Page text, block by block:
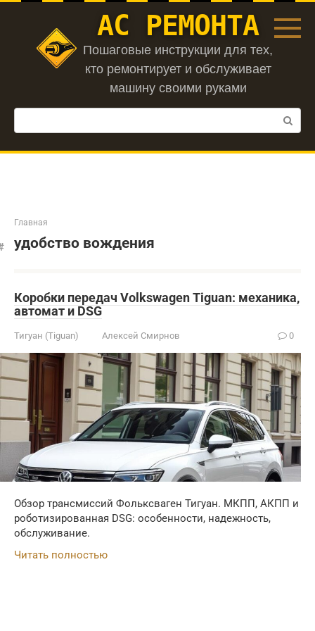
Перейти
АС РЕМОНТА
Пошаговые инструкции для тех,
кто ремонтирует и обслуживает
машину своими руками
Поиск:
Главная
удобство вождения
Коробки передач Volkswagen Tiguan: механика,
автомат и DSG
Тигуан (Tiguan) Алексей Смирнов 0
Обзор трансмиссий Фольксваген Тигуан. МКПП, АКПП и
роботизированная DSG: особенности, надежность,
обслуживание.
Читать полностью